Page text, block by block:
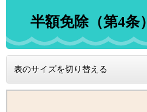
半額免除（第4条）
表のサイズを切り替える